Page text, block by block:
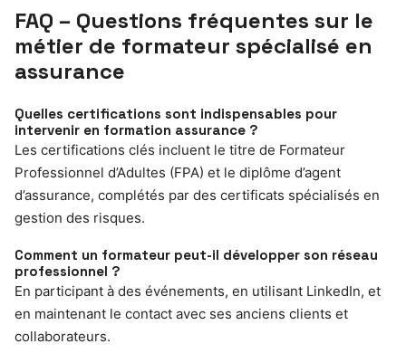
FAQ – Questions fréquentes sur le
métier de formateur spécialisé en
assurance
Quelles certifications sont indispensables pour
intervenir en formation assurance ?
Les certifications clés incluent le titre de Formateur
Professionnel d’Adultes (FPA) et le diplôme d’agent
d’assurance, complétés par des certificats spécialisés en
gestion des risques.
Comment un formateur peut-il développer son réseau
professionnel ?
En participant à des événements, en utilisant LinkedIn, et
en maintenant le contact avec ses anciens clients et
collaborateurs.